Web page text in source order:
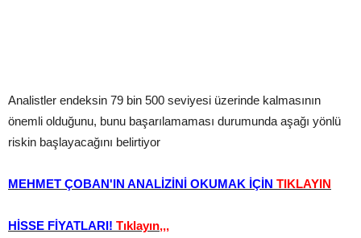
Analistler endeksin 79 bin 500 seviyesi üzerinde kalmasının
önemli olduğunu, bunu başarılamaması durumunda aşağı yönlü
riskin başlayacağını belirtiyor
MEHMET ÇOBAN'IN ANALİZİNİ OKUMAK İÇİN TIKLAYIN
HİSSE FİYATLARI! Tıklayın,,,